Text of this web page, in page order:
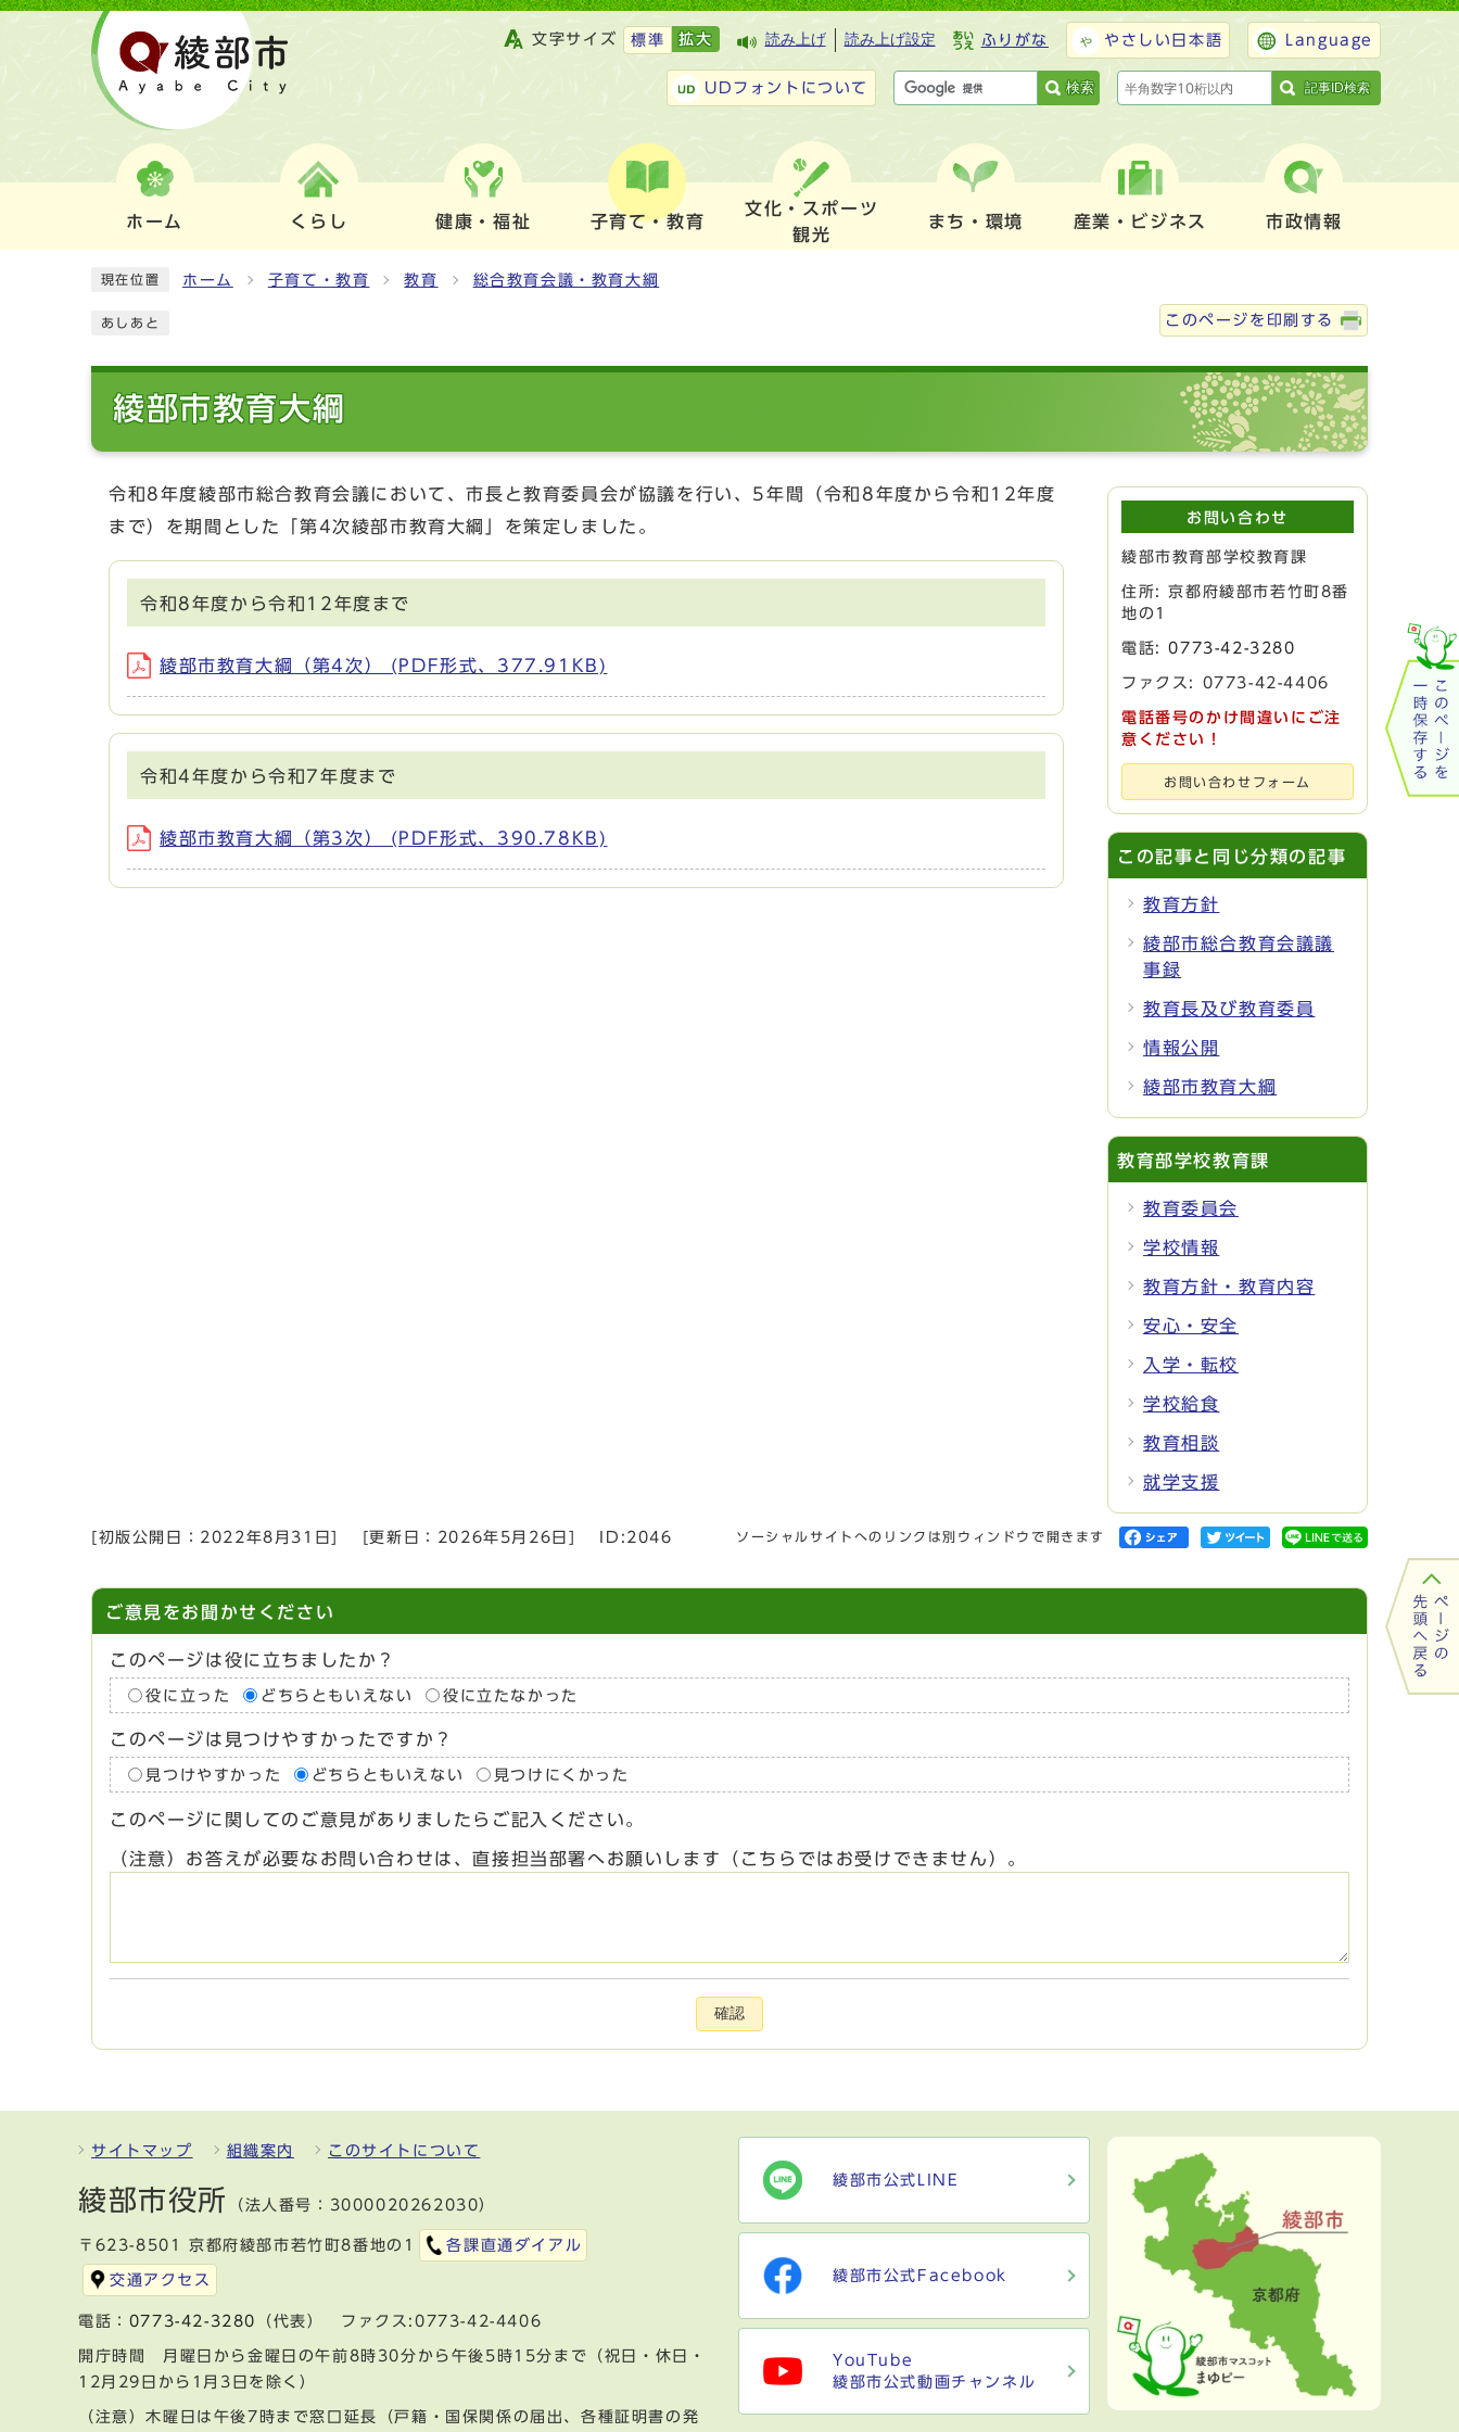
文字サイズ 標準 拡大 読み上げ 読み上げ設定 ふりがな やさしい日本語 Language
UDフォントについて 検索 記事ID検索
ホーム くらし 健康・福祉 子育て・教育
文化・スポーツ
観光
まち・環境 産業・ビジネス 市政情報
現在位置 ホーム 子育て・教育 教育 総合教育会議・教育大綱
あしあと このページを印刷する
綾部市教育大綱
令和8年度綾部市総合教育会議において、市長と教育委員会が協議を行い、5年間（令和8年度から令和12年度
まで）を期間とした「第4次綾部市教育大綱」を策定しました。
令和8年度から令和12年度まで
綾部市教育大綱（第4次） (PDF形式、377.91KB)
令和4年度から令和7年度まで
綾部市教育大綱（第3次） (PDF形式、390.78KB)
お問い合わせ
綾部市教育部学校教育課
住所: 京都府綾部市若竹町8番
地の1
電話:0773-42-3280
ファクス: 0773-42-4406
電話番号のかけ間違いにご注
意ください！
お問い合わせフォーム
この記事と同じ分類の記事
教育方針
綾部市総合教育会議議
事録
教育長及び教育委員
情報公開
綾部市教育大綱
教育部学校教育課
教育委員会
学校情報
教育方針・教育内容
安心・安全
入学・転校
学校給食
教育相談
就学支援
[初版公開日： 2022年8月31日 [更新日： 2026年5月26日 ID:2046 ソーシャルサイトへのリンクは別ウィンドウで開きます
ご意見をお聞かせください
このページは役に立ちましたか？
役に立った どちらともいえない 役に立たなかった
このページは見つけやすかったですか？
見つけやすかった どちらともいえない 見つけにくかった
このページに関してのご意見がありましたらご記入ください。
（注意）お答えが必要なお問い合わせは、直接担当部署へお願いします（こちらではお受けできません）。
確認
サイトマップ 組織案内 このサイトについて
綾部市役所 （法人番号：3000020262030）
〒623-8501 京都府綾部市若竹町8番地の1 各課直通ダイアル
交通アクセス
電話： 0773-42-3280 （代表） ファクス:0773-42-4406
開庁時間 月曜日から金曜日の午前8時30分から午後5時15分まで（祝日・休日・
12月29日から1月3日を除く）
（注意）木曜日は午後7時まで窓口延長（戸籍・国保関係の届出、各種証明書の発
綾部市公式LINE
綾部市公式Facebook
YouTube
綾部市公式動画チャンネル